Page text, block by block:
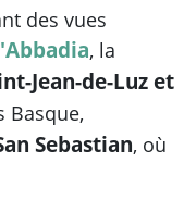
des vues
, la
Jean-de-Luz et
Basque,
Sebastian, où